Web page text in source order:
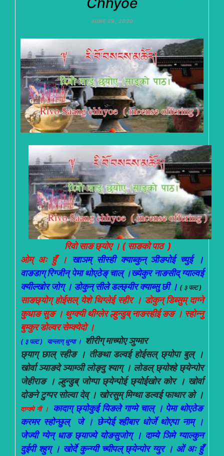
JUNE 29, 2020
रिवो साङ छ्योए । ( साङको पाठ )
ओम् अः हुँ । खाञम् सीस्ही क्याब्कुन् ञीङपोई च्युई ।
वाङडाग् रिग्जीन् पेमा थोएठेङ् चाल् ।ख्येकुर नाङसीद् ग्याल्वई
क्यील्खोर जोग् । डोकुन् सीले डल्छ्यीर क्याब्सु छी । ( ३ पल्ट )
साङछ्योग् होईसल् येशे थिग्लेई स्हीर । डोकुन् डिब्सुम् दाग्ने
कुधाङ सुङ । थुग्क्यी थीग्लेर ल्हुन्डुब् नाङस्हीई ङङ । स्होन्नु
बुम्कुर डोल्वर सेम्क्येदो ।
( ३ पल्ट ) यान्लाग् धुन्पा ।
शीरीग् माच्योए ञुग्मार
छ्याग् छाल् स्हीङ । तीङथा डल्वई होईसल् छ्योपा बुल् ।
खोर्वा ञ्याङदे ञ्याम्ञी लोङ्दु श्याग् । लोडल् छ्योश्हे छ्येन्पोर
जेहीराङ । ल्हुन्डुब् जोग्पा छ्येन्पोई छ्योईखोर कोर । खोर्वा
दोङने टुग्पर सोल्वा देव् । खोरसुम् मिग्था डल्वई फाथार ङो ।
दाग्क्ये नी ।
कादाग् छ्योकुई यिङले गाग्मे चाल् । पेमा थोएठेङ
करमर स्होन्छुल् जे । छेन्पेई श्हीबार धोर्जे थोएपा नाम् ।
जेज्यी ग्येन् धाङ छ्याज्ये योङसुजोग् । दाम्ये ञिमे ग्याल्कुन
दुईपी श्हुग् । खोर्दे कुन्ग्यी च्यीपल् छ्येन्पोर ग्युर । ओं अः हुँ